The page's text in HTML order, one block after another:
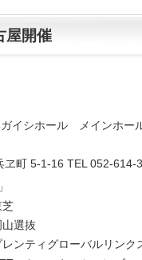
屋開催
ガイシホール メインホー
5-1-16 TEL 052-614-
選抜
ティグローバルリンク